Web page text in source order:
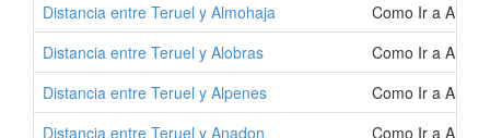
Distancia entre Teruel y Almohaja
Como Ir a
Distancia entre Teruel y Alobras
Como Ir a
Distancia entre Teruel y Alpenes
Como Ir a
Distancia entre Teruel y Anadon
Como Ir a